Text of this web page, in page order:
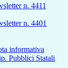
n. 4411
n. 4401
informativa
Pubblici Statali